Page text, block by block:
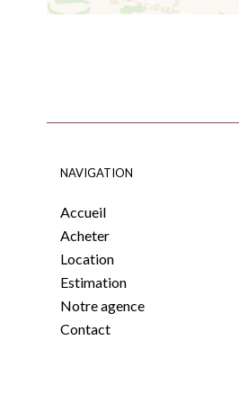
NAVIGATION
Accueil
Acheter
Location
Estimation
Notre agence
Contact